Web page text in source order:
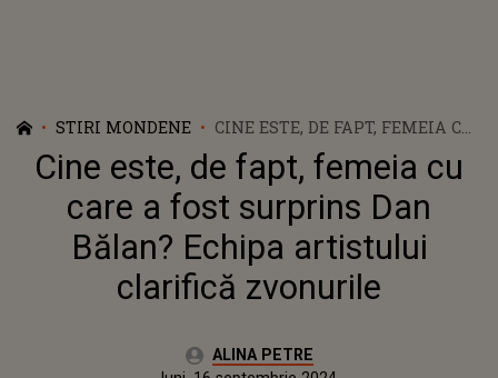
STIRI MONDENE
CINE ESTE, DE FAPT, FEMEIA CU
CARE A FOST SURPRINS DAN
BĂLAN? ECHIPA ARTISTULUI
CLARIFICĂ ZVONURILE
Cine este, de fapt, femeia cu
care a fost surprins Dan
Bălan? Echipa artistului
clarifică zvonurile
Autor:ALINA PETRE